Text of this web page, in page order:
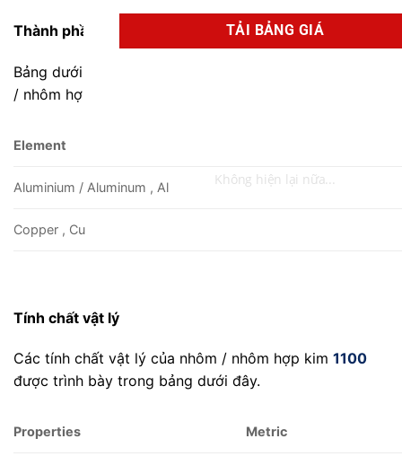
Thành phần hóa học
Bảng dưới đây cho thấy thành phần hóa học của nhôm
/ nhôm hợp kim
Element
Aluminium / Aluminum , Al
Copper , Cu
Tính chất vật lý
Các tính chất vật lý của nhôm / nhôm hợp kim 1100
được trình bày trong bảng dưới đây.
Properties Metric
Không hiện lại nữa...